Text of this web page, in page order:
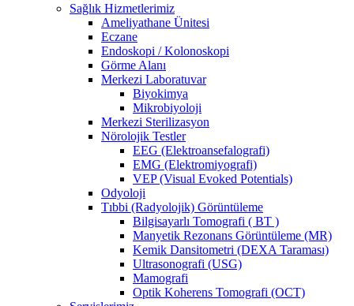
Sağlık Hizmetlerimiz
Ameliyathane Ünitesi
Eczane
Endoskopi / Kolonoskopi
Görme Alanı
Merkezi Laboratuvar
Biyokimya
Mikrobiyoloji
Merkezi Sterilizasyon
Nörolojik Testler
EEG (Elektroansefalografi)
EMG (Elektromiyografi)
VEP (Visual Evoked Potentials)
Odyoloji
Tıbbi (Radyolojik) Görüntüleme
Bilgisayarlı Tomografi ( BT )
Manyetik Rezonans Görüntüleme (MR)
Kemik Dansitometri (DEXA Taraması)
Ultrasonografi (USG)
Mamografi
Optik Koherens Tomografi (OCT)